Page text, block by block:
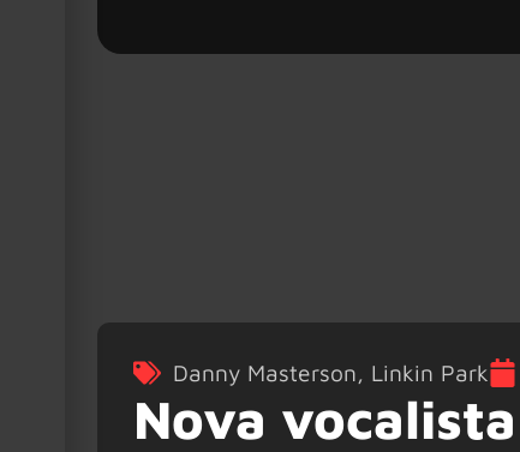
Danny Masterson, Linkin Park
Nova